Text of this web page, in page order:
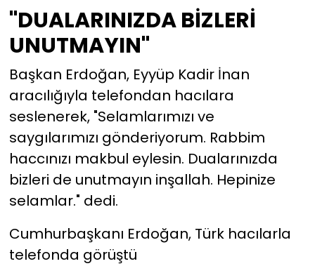
"DUALARINIZDA BİZLERİ
UNUTMAYIN"
Başkan Erdoğan, Eyyüp Kadir İnan
aracılığıyla telefondan hacılara
seslenerek, "Selamlarımızı ve
saygılarımızı gönderiyorum. Rabbim
haccınızı makbul eylesin. Dualarınızda
bizleri de unutmayın inşallah. Hepinize
selamlar." dedi.
Cumhurbaşkanı Erdoğan, Türk hacılarla
telefonda görüştü